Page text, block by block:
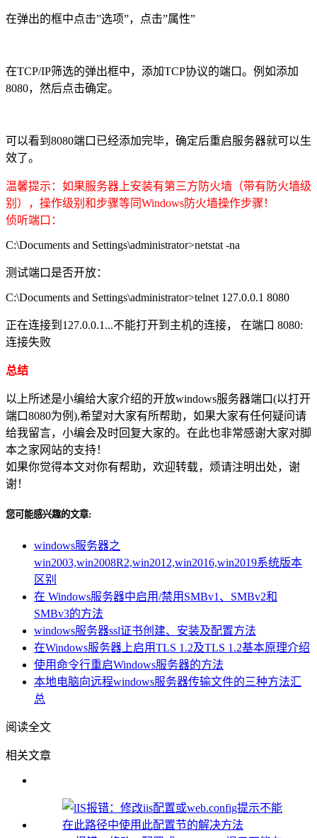
在弹出的框中点击”选项”，点击”属性”
在TCP/IP筛选的弹出框中，添加TCP协议的端口。例如添加
8080，然后点击确定。
可以看到8080端口已经添加完毕，确定后重启服务器就可以生
效了。
温馨提示：如果服务器上安装有第三方防火墙（带有防火墙级
别），操作级别和步骤等同Windows防火墙操作步骤！
侦听端口：
C:\Documents and Settings\administrator>netstat -na
测试端口是否开放：
C:\Documents and Settings\administrator>telnet 127.0.0.1 8080
正在连接到127.0.0.1...不能打开到主机的连接， 在端口 8080:
连接失败
总结
以上所述是小编给大家介绍的开放windows服务器端口(以打开
端口8080为例),希望对大家有所帮助，如果大家有任何疑问请
给我留言，小编会及时回复大家的。在此也非常感谢大家对脚
本之家网站的支持！
如果你觉得本文对你有帮助，欢迎转载，烦请注明出处，谢
谢！
您可能感兴趣的文章:
windows服务器之
win2003,win2008R2,win2012,win2016,win2019系统版本
区别
在 Windows服务器中启用/禁用SMBv1、SMBv2和
SMBv3的方法
windows服务器ssl证书创建、安装及配置方法
在Windows服务器上启用TLS 1.2及TLS 1.2基本原理介绍
使用命令行重启Windows服务器的方法
本地电脑向远程windows服务器传输文件的三种方法汇
总
阅读全文
相关文章